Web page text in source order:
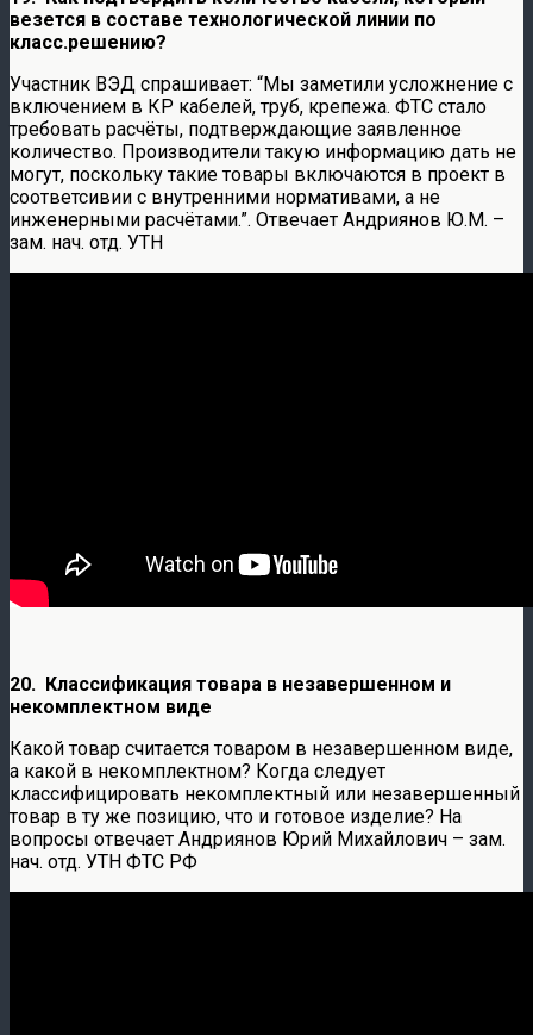
везется в составе технологической линии по
класс.решению?
Участник ВЭД спрашивает: “Мы заметили усложнение с
включением в КР кабелей, труб, крепежа. ФТС стало
требовать расчёты, подтверждающие заявленное
количество. Производители такую информацию дать не
могут, поскольку такие товары включаются в проект в
соответсивии с внутренними нормативами, а не
инженерными расчётами.”. Отвечает Андриянов Ю.М. –
зам. нач. отд. УТН
20. Классификация товара в незавершенном и
некомплектном виде
Какой товар считается товаром в незавершенном виде,
а какой в некомплектном? Когда следует
классифицировать некомплектный или незавершенный
товар в ту же позицию, что и готовое изделие? На
вопросы отвечает Андриянов Юрий Михайлович – зам.
нач. отд. УТН ФТС РФ